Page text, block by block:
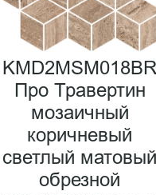
KMD2MSM018BR
Про Травертин
мозаичный
коричневый
светлый матовый
обрезной